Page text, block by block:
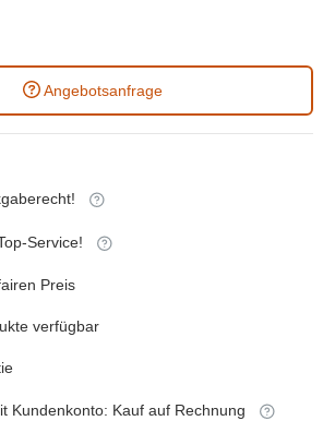
Angebotsanfrage
Service!
Preis
verfügbar
Kundenkonto: Kauf auf Rechnung